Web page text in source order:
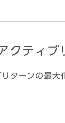
クティブ
ターンの最大